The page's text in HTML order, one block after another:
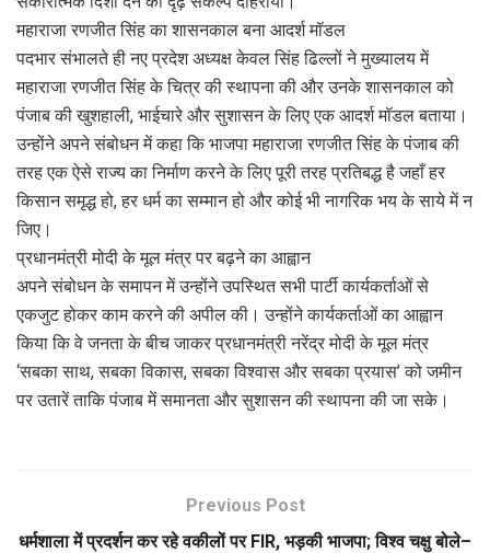
महाराजा रणजीत सिंह का शासनकाल बना आदर्श मॉडल
पदभार संभालते ही नए प्रदेश अध्यक्ष केवल सिंह ढिल्लों ने मुख्यालय में
महाराजा रणजीत सिंह के चित्र की स्थापना की और उनके शासनकाल को
पंजाब की खुशहाली, भाईचारे और सुशासन के लिए एक आदर्श मॉडल बताया।
उन्होंने अपने संबोधन में कहा कि भाजपा महाराजा रणजीत सिंह के पंजाब की
तरह एक ऐसे राज्य का निर्माण करने के लिए पूरी तरह प्रतिबद्ध है जहाँ हर
किसान समृद्ध हो, हर धर्म का सम्मान हो और कोई भी नागरिक भय के साये में न
जिए।
प्रधानमंत्री मोदी के मूल मंत्र पर बढ़ने का आह्वान
अपने संबोधन के समापन में उन्होंने उपस्थित सभी पार्टी कार्यकर्ताओं से
एकजुट होकर काम करने की अपील की। उन्होंने कार्यकर्ताओं का आह्वान
किया कि वे जनता के बीच जाकर प्रधानमंत्री नरेंद्र मोदी के मूल मंत्र
‘सबका साथ, सबका विकास, सबका विश्वास और सबका प्रयास’ को जमीन
पर उतारें ताकि पंजाब में समानता और सुशासन की स्थापना की जा सके।
Previous Post
धर्मशाला में प्रदर्शन कर रहे वकीलों पर FIR, भड़की भाजपा; विश्व चक्षु बोले–